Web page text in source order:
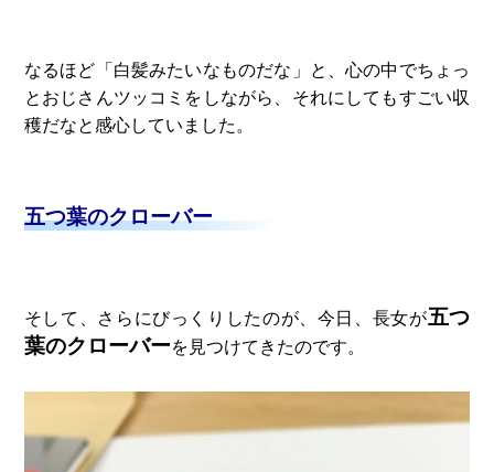
なるほど「白髪みたいなものだな」と、心の中でちょっ
とおじさんツッコミをしながら、それにしてもすごい収
穫だなと感心していました。
五つ葉のクローバー
そして、さらにびっくりしたのが、今日、長女が五つ
葉のクローバーを見つけてきたのです。